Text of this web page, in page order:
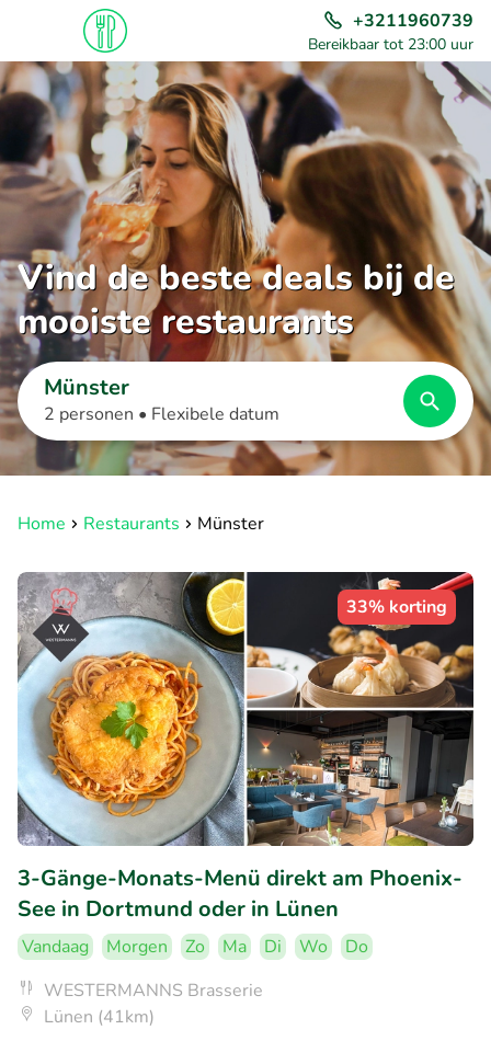
+3211960739
Bereikbaar tot 23:00 uur
Vind de beste deals bij de
mooiste restaurants
Münster
2 personen • Flexibele datum
Home Restaurants Münster
33% korting
3-Gänge-Monats-Menü direkt am Phoenix-
See in Dortmund oder in Lünen
Vandaag Morgen Zo Ma Di Wo
Do
WESTERMANNS Brasserie
Lünen (41km)